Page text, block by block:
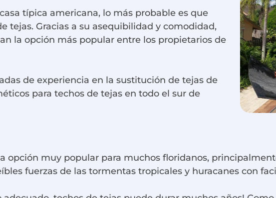
típica americana, lo más probable es que
tejas. Gracias a su asequibilidad y comodidad,
la opción más popular entre los propietarios de
de experiencia en la sustitución de tejas de
para techos de tejas en todo el sur de
opción muy popular para muchos floridanos,
fuerzas de las tormentas tropicales y huracanes con